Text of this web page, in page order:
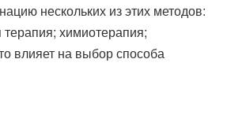
нескольких из этих методов:
химиотерапия;
влияет на выбор способа